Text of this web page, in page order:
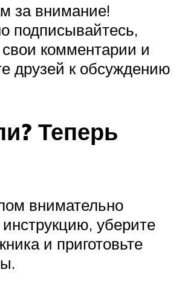
за внимание!
подписывайтесь,
комментарии и
друзей к обсуждению
Теперь
внимательно
уберите
и приготовьте